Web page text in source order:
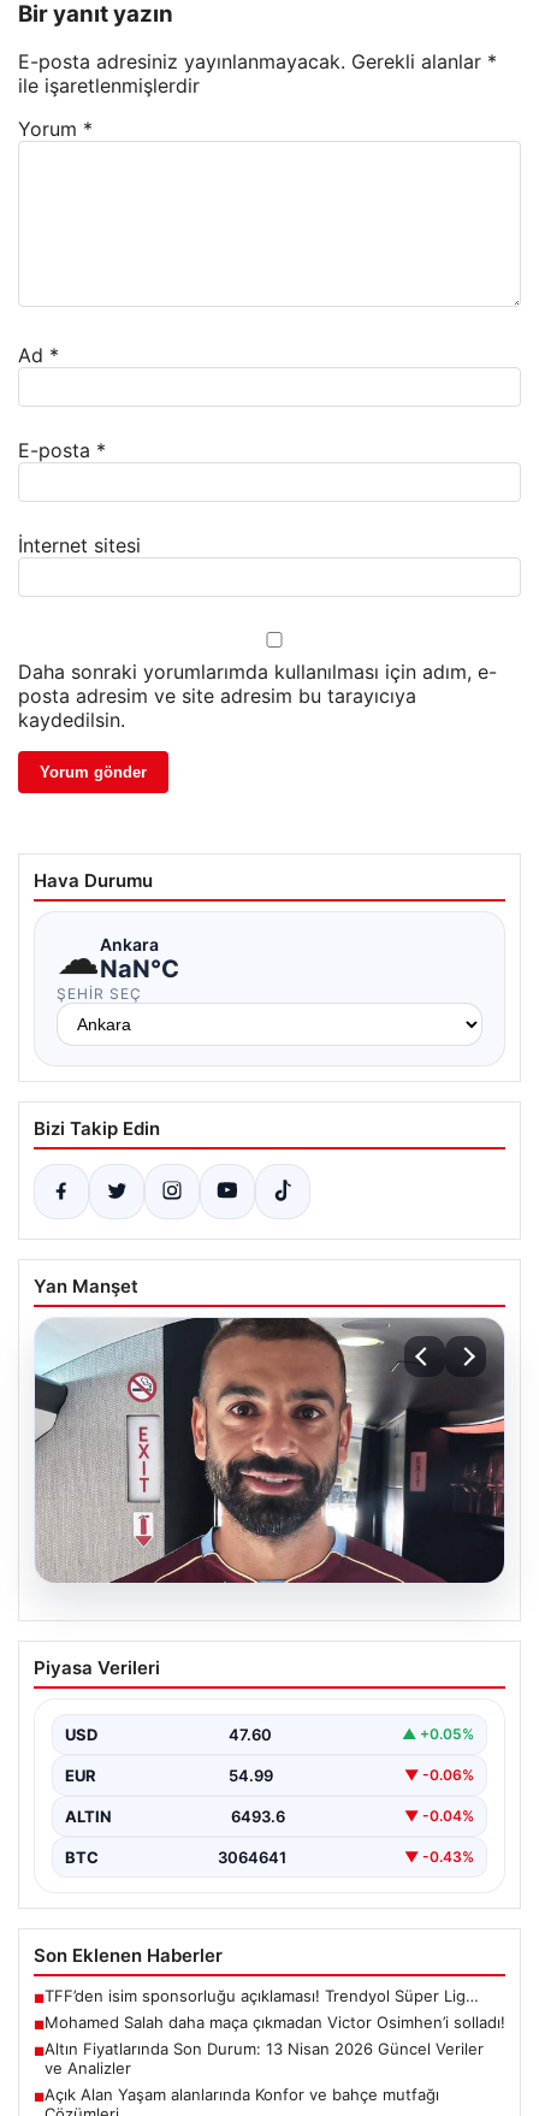
Bir yanıt yazın
E-posta adresiniz yayınlanmayacak. Gerekli alanlar *
ile işaretlenmişlerdir
Yorum *
Ad *
E-posta *
İnternet sitesi
Daha sonraki yorumlarımda kullanılması için adım, e-
posta adresim ve site adresim bu tarayıcıya
kaydedilsin.
Hava Durumu
☁Ankara
NaN°C
ŞEHIR SEÇ
Bizi Takip Edin
Yan Manşet
Mohamed Salah daha maça çıkmadan
Victor Osimhen’i solladı!
Piyasa Verileri
USD 47.60 ▲ +0.05%
EUR 54.99 ▼ -0.06%
ALTIN 6493.6 ▼ -0.04%
BTC 3064641 ▼ -0.43%
Son Eklenen Haberler
■TFF’den isim sponsorluğu açıklaması! Trendyol Süper Lig…
■Mohamed Salah daha maça çıkmadan Victor Osimhen’i solladı!
■Altın Fiyatlarında Son Durum: 13 Nisan 2026 Güncel Veriler
ve Analizler
■Açık Alan Yaşam alanlarında Konfor ve bahçe mutfağı